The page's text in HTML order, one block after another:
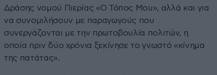
Δράσης νομού Πιερίας «Ο Τόπος Μου», αλλά και για
να συνομιλήσουν με παραγωγούς που
συνεργάζονται με την πρωτοβουλία πολιτών, η
οποία πριν δύο χρόνια ξεκίνησε το γνωστό «κίνημα
της πατάτας».